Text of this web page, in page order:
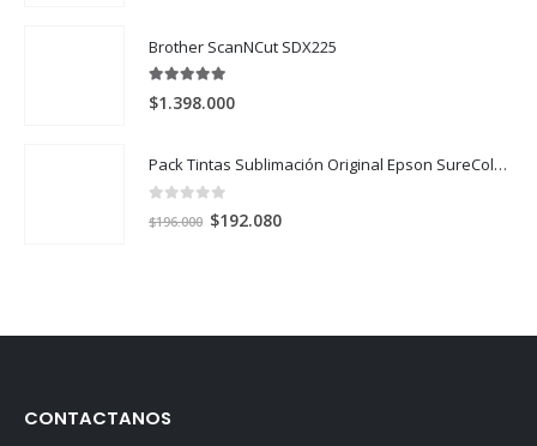
era:
$785.000.
es:
Brother ScanNCut SDX225
5.00
$1.398.000
Pack Tintas Sublimación Original Epson SureColor F170 y F570 X 4 Colores
out of 5
$196.000 El
$192.080El
CONTACTANOS